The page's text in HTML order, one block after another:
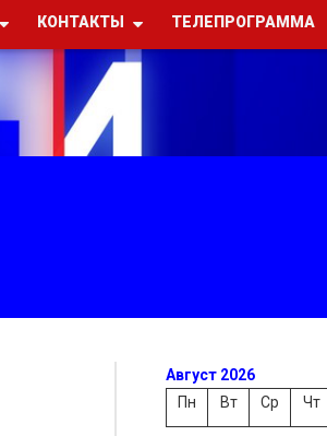
КОНТАКТЫ ТЕЛЕПРОГРАММА
Август 2026
Пн
Вт Ср Чт